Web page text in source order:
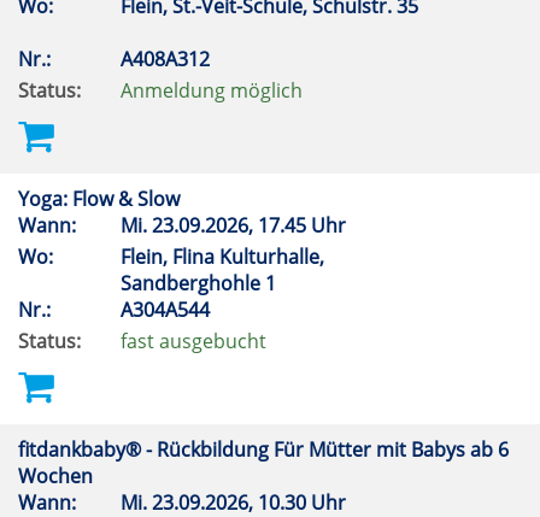
Wo:
Flein, St.-Veit-Schule, Schulstr. 35
Nr.:
A408A312
Status:
Anmeldung möglich
Yoga: Flow & Slow
Wann:
Mi.23.09.2026, 17.45 Uhr
Wo:
Flein, Flina Kulturhalle,
Sandberghohle 1
Nr.:
A304A544
Status:
fast ausgebucht
fitdankbaby® - Rückbildung Für Mütter mit Babys ab 6
Wochen
Wann:
Mi.23.09.2026, 10.30 Uhr